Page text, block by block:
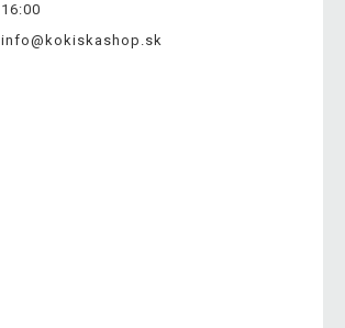
16:00
info@kokiskashop.sk